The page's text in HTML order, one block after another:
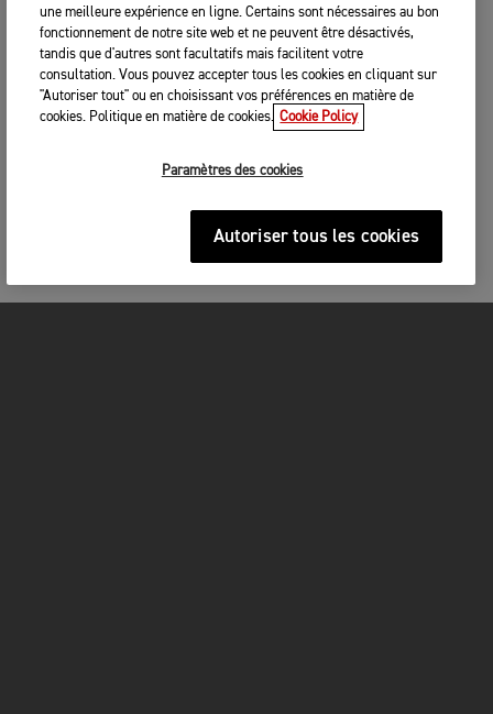
une meilleure expérience en ligne. Certains sont nécessaires au bon
fonctionnement de notre site web et ne peuvent être désactivés,
tandis que d'autres sont facultatifs mais facilitent votre
consultation. Vous pouvez accepter tous les cookies en cliquant sur
"Autoriser tout" ou en choisissant vos préférences en matière de
cookies. Politique en matière de cookies. Cookie Policy
Paramètres des cookies
Autoriser tous les cookies